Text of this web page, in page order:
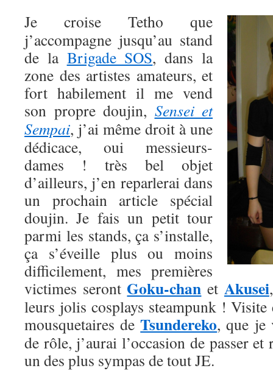
Je croise Tetho que
j’accompagne jusqu’au stand
de la Brigade SOS, dans la
zone des artistes amateurs, et
fort habilement il me vend
son propre doujin, Sensei et
Sempai, j’ai même droit à une
dédicace, oui messieurs-
dames ! très bel objet
d’ailleurs, j’en reparlerai dans
un prochain article spécial
doujin. Je fais un petit tour
parmi les stands, ça s’installe,
ça s’éveille plus ou moins
difficilement, mes premières
victimes seront Goku-chan et Akusei
leurs jolis cosplays steampunk ! Visite
mousquetaires deTsundereko, que je
de rôle, j’aurai l’occasion de passer et
un des plus sympas de tout JE.